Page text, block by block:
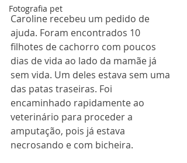
Fotografia pet
Caroline recebeu um pedido de
ajuda. Foram encontrados 10
filhotes de cachorro com poucos
dias de vida ao lado da mamãe já
sem vida. Um deles estava sem uma
das patas traseiras. Foi
encaminhado rapidamente ao
veterinário para proceder a
amputação, pois já estava
necrosando e com bicheira.